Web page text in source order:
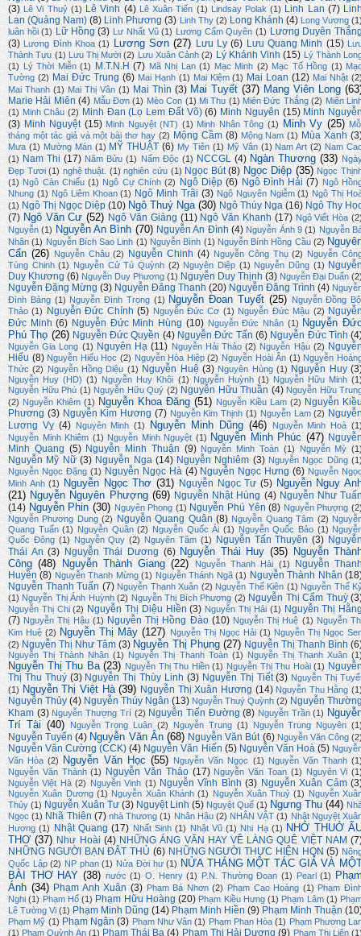
(3) Lê Vi Thuỷ (1) Lê Vinh (4) Lê Xuân Tiến (1) Lindsay Polak (1) Linh Lan (7)
Lan (Quảng Nam) (8) Linh Phương (3) Linh Thy (2) Long Khánh (4) Long Vương
luân hồi (1) Lữ Hồng (3) Lư Nhất Vũ (1) Lương Cẩm Quyên (1) Lương Duyên
(3) Lương Đình Khoa (1) Lương Sơn (27) Lưu Ly (6) Lưu Quang Minh (15)
Thành Tựu (1) Lưu Thị Mười (2) Lưu Xuân Cảnh (2) Lý Khánh Vinh (15) Lý Thành
(1)
Lý Thời Miễn (1) M.T.N.H (7) Mã Nhị Lan (1) Mạc Minh (2) Mạc Tố Hồng (1)
Tường (2) Mai Đức Trung (6) Mai Hạnh (1) Mai Kiệm (1) Mai Loan (12) Mai Nhật
Mai Thanh (1) Mai Thị Vân (1) Mai Thìn (3) Mai Tuyết (37) Mang Viên Long
Marie Hải Miên (4) Mẫu Đơn (1) Mèo Con (1) Mi Thu (1) Miên Đức Thắng (2) Miên
(1) Minh Châu (2) Minh Đan (Lọ Lem Đất Võ) (6) Minh Nguyên (15) Minh
(3) Minh Nguyệt (15) Minh Nguyệt (NT) (1) Minh Nhân Tông (1) Minh Vy (25)
tháng một tác giả và một bài thơ hay (2) Mộng Cầm (8) Mộng Nam (1) Mùa Xanh
Mưa (1) Mường Mán (1) MỸ THUẬT (6) My Tiên (1) Mỹ Vân (1) Nam Art (2) Nam
(1) Nam Thi (17) Năm Bửu (1) Nấm Độc (1) NCCGL (4) Ngàn Thương (33)
Đẹp Tươi (1) nghệ thuật. (1) nghiên cứu (1) Ngọc Bút (8) Ngọc Diệp (35) Ngọc
(1) Ngô Càn Chiểu (1) Ngô Cự Chính (2) Ngô Diệp (6) Ngô Đình Hải (7) Ngô
Nhung (1) Ngô Liêm Khoan (1) Ngô Minh Trãi (3) Ngô Nguyên Ngiễm (1) Ngô Thị
(1) Ngô Thị Ngọc Diệp (10) Ngô Thuý Nga (30) Ngô Thúy Nga (16) Ngô Thy
(7) Ngô Văn Cư (52) Ngô Văn Giảng (11) Ngô Văn Khanh (17) Ngô Viết Hòa
Nguyễn (1) Nguyễn An Bình (70) Nguyễn An Đình (4) Nguyễn Ánh 9 (1) Nguyễn
Nhân (1) Nguyễn Bích Sao Linh (1) Nguyễn Bình (1) Nguyễn Bính Hồng Cầu (2)
Cẩn (26) Nguyễn Châu (2) Nguyễn Chinh (4) Nguyễn Công Thụ (2) Nguyễn
Tùng Chinh (1) Nguyễn Cử Tú Quỳnh (2) Nguyên Diệp (1) Nguyễn Dũng (1)
Duy Khương (6) Nguyễn Duy Phương (1) Nguyễn Duy Thịnh (3) Nguyễn Đại Duẩn
Nguyễn Đặng Mừng (3) Nguyễn Đăng Thanh (20) Nguyễn Đăng Trình (4)
Đình Bảng (1) Nguyễn Đình Trọng (1) Nguyễn Đoan Tuyết (25)
Nguyễn Đồng
Thảo (1) Nguyễn Đức Chính (5) Nguyễn Đức Cơ (1) Nguyễn Đức Mậu (2)
Đức Minh (6) Nguyễn Đức Minh Hùng (10) Nguyễn Đức Nhân (1) Nguyễn
Phú Thọ (26) Nguyễn Đức Quyền (4) Nguyễn Đức Tấn (6) Nguyễn Đức Tình
Nguyễn Gia Long (1) Nguyên Hạ (11) Nguyễn Hải Thảo (2) Nguyễn Hậu (2)
Hiếu (8) Nguyễn Hiếu Học (2) Nguyễn Hòa Hiệp (2) Nguyễn Hoài Ân (1) Nguyễn
Thức (2) Nguyễn Hồng Diệu (1) Nguyễn Huệ (3) Nguyên Hùng (1) Nguyễn Huy
Nguyễn Huy (HD) (1) Nguyễn Huy Khôi (1) Nguyễn Huỳnh (1) Nguyễn Hữu Minh
Nguyễn Hữu Phú (1) Nguyễn Hữu Quý (2) Nguyễn Hữu Thuần (4) Nguyễn Hữu
(2) Nguyễn Khiêm (1) Nguyễn Khoa Đăng (51) Nguyễn Kiều Lam (2) Nguyễn
Phương (3) Nguyễn Kim Hương (7) Nguyễn Kim Thịnh (1) Nguyễn Lam (2)
Lương Vỵ (4) Nguyên Minh (1) Nguyễn Minh Dũng (46) Nguyễn Minh Hoà
Nguyễn Minh Khiêm (1) Nguyễn Minh Nguyệt (1) Nguyễn Minh Phúc (47)
Minh Quang (5) Nguyễn Minh Thuận (9) Nguyễn Minh Toàn (1) Nguyễn Mỳ
Nguyễn Mỹ Nữ (3) Nguyễn Nga (14) Nguyễn Nghiêm (3) Nguyễn Ngọc Dũng
Nguyễn Ngọc Đặng (1) Nguyễn Ngọc Hà (4) Nguyễn Ngọc Hưng (6) Nguyễn
Minh Anh (1) Nguyễn Ngọc Thơ (31) Nguyễn Ngọc Tư (5) Nguyễn Nguy
(21) Nguyễn Nguyên Phượng (69) Nguyễn Nhật Hùng (4) Nguyễn Như
(14) Nguyễn Phin (30) Nguyên Phong (1) Nguyễn Phú Yên (8) Nguyễn Phượng
Nguyễn Phương Dung (2) Nguyễn Quang Quân (8) Nguyễn Quang Tâm (2)
Quang Tuấn (1) Nguyễn Quân (2) Nguyễn Quốc Ái (1) Nguyễn Quốc Bảo (1)
Quốc Đông (1) Nguyễn Quy (2) Nguyên Tâm (1) Nguyễn Tấn Thuyên (3)
Thái An (3) Nguyễn Thái Dương (6) Nguyễn Thái Huy (35)
Nguyễn
Công (48) Nguyễn Thành Giang (22) Nguyễn Thanh Hải (1)
Nguyễn
Huyền (8) Nguyễn Thanh Mừng (1) Nguyễn Thánh Ngã (1) Nguyễn Thành Nhân
Nguyễn Thanh Tuấn (7) Nguyễn Thanh Xuân (2) Nguyễn Thế Kiên (1) Nguyễn Thế
(1) Nguyễn Thị Ánh Huỳnh (2) Nguyễn Thị Bích Phượng (2) Nguyễn Thị Cẩm Thuỳ
Nguyễn Thị Chi (2) Nguyễn Thị Diệu Hiền (3) Nguyễn Thị Hải (1) Nguyễn Thị
(7) Nguyễn Thị Hậu (1) Nguyễn Thị Hồng Đào (10) Nguyễn Thị Huệ (1) Nguyễn
Kim Huệ (2) Nguyễn Thị Mây (127) Nguyễn Thị Ngọc Hải (1) Nguyễn Thị Ngọc
(2) Nguyễn Thị Như Tâm (3) Nguyễn Thị Phụng (27) Nguyễn Thị Thanh Bình
Nguyễn Thị Thành Nhân (1) Nguyễn Thị Thanh Toàn (1) Nguyễn Thị Thanh Xuân
Nguyễn Thị Thu Ba (23) Nguyễn Thị Thu Hiền (1) Nguyễn Thị Thu Hoài (1)
Thị Thu Thuý (3) Nguyễn Thị Thùy Linh (3) Nguyễn Thị Tiết (3) Nguyễn Thị
(1) Nguyễn Thị Việt Hà (39) Nguyễn Thị Xuân Hương (14) Nguyễn Thu Hằng
Nguyễn Thủy (4) Nguyễn Thúy Ngân (13) Nguyễn Thuý Quỳnh (2) Nguyễn
Kham (3) Nguyễn Thượng Trí (2) Nguyễn Tiến Đường (8) Nguyễn Trần (1)
Trí Tài (40) Nguyễn Trọng Luân (2) Nguyễn Trung (1) Nguyễn Trung Nguyên
Nguyễn Tuyển (4) Nguyễn Văn Ân (68) Nguyễn Văn Bút (6) Nguyễn Văn Công
Nguyễn Văn Cường (CCK) (4) Nguyễn Văn Hiến (5) Nguyễn Văn Hoà (5)
Văn Hòa (2) Nguyễn Văn Học (55) Nguyễn Văn Ngọc (1) Nguyễn Văn Thanh
Nguyễn Văn Thành (1) Nguyễn Văn Thảo (17) Nguyễn Văn Toan (1) Nguyên Vi
Nguyễn Việt Hà (2) Nguyễn Vinh (1) Nguyễn Vĩnh Bình (3) Nguyễn Xuân Cảm
Nguyễn Xuân Dương (1) Nguyễn Xuân Khánh (1) Nguyễn Xuân Thuỷ (1) Nguyễn
Thủy (1) Nguyễn Xuân Tư (3) Nguyệt Linh (5) Nguyệt Quế (1) Ngưng Thu (44)
Ngọc (1) Nhã Thiên (7) nhà Thương (1) Nhân Hậu (2) NHÂN VẬT (1) Nhật Nguyệt
Hương (1) Nhật Quang (17) Nhất Sinh (1) Nhật Vũ (1) Nhi Hạ (1) NHỚ THUỞ
THƠ (37) Như Hoài (4) NHỮNG ÁNG VĂN HAY VỀ LÀNG QUÊ VIỆT NAM
NHỮNG NGƯỜI BẠN ĐÂT THỦ (6) NHỮNG NGƯỜI THỰC HIỆN HQN (5)
Quốc Lập (2) NP phan (1) Nửa Đời hư (1) NỬA THÁNG MỘT TÁC GIẢ VÀ
BÀI THƠ HAY (38) nước (1) O. Henry (1) P.N. Thường Đoan (1) Pearl (1)
Ánh (34) Phạm Anh Xuân (3) Phạm Bá Nhơn (2) Phạm Cao Hoàng (1) Phạm
Nghi (1) Phạm Hổ (1) Phạm Hữu Hoàng (20) Phạm Kiều Hưng (1) Phạm Lâm (1)
Lê Tường Vi (1) Phạm Minh Dũng (14) Phạm Minh Hiền (9) Phạm Minh Thuận
Phạm Mỹ (1) Phạm Ngân (3) Phạm Như Vân (1) Phạm Phan Hòa (1) Phạm Phương
(1) Phạm Quỳnh An (1) Phạm Thái Ba (4) Phạm Thị Hải Dương (9) Phạm Thị Liên